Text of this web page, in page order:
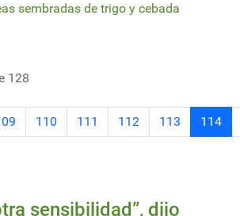
sembradas de trigo y cebada
128
110 111 112 113 114
sensibilidad”, dijo